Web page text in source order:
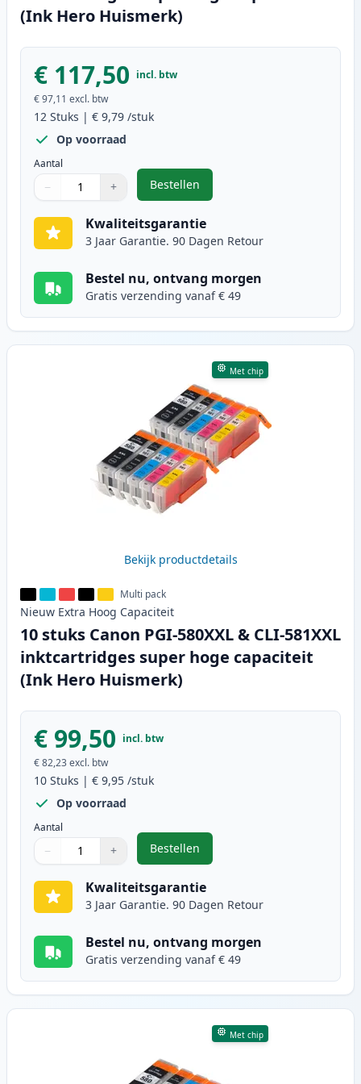
(Ink Hero Huismerk)
€ 117,50 incl. btw
€ 97,11 excl. btw
12 Stuks | € 9,79 /stuk
Op voorraad
Aantal
Gebruik de knoppen om aan te passen
− +
1
Bestellen
,12 stuks Canon PGI-580XXL &
Kwaliteitsgarantie
3 Jaar Garantie. 90 Dagen Retour
Bestel nu, ontvang morgen
Gratis verzending vanaf € 49
Met chip
Bekijk productdetails
Multi pack
Nieuw Extra Hoog Capaciteit
10 stuks Canon PGI-580XXL & CLI-581XXL
inktcartridges super hoge capaciteit
(Ink Hero Huismerk)
€ 99,50 incl. btw
€ 82,23excl. btw
10 Stuks | € 9,95 /stuk
Op voorraad
Aantal
Gebruik de knoppen om aan te passen
− +
1
Bestellen
,10 stuks Canon PGI-580XXL &
Kwaliteitsgarantie
3 Jaar Garantie. 90 Dagen Retour
Bestel nu, ontvang morgen
Gratis verzending vanaf € 49
Met chip